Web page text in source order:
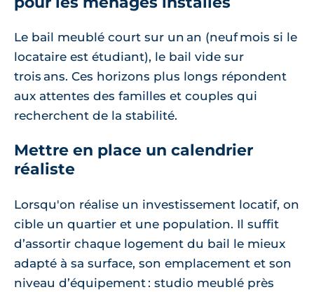
Le bail meublé court sur un an (neuf mois si le
locataire est étudiant), le bail vide sur
trois ans. Ces horizons plus longs répondent
aux attentes des familles et couples qui
recherchent de la stabilité.
Mettre en place un calendrier
réaliste
Lorsqu'on réalise un investissement locatif, on
cible un quartier et une population. Il suffit
d’assortir chaque logement du bail le mieux
adapté à sa surface, son emplacement et son
niveau d’équipement : studio meublé près